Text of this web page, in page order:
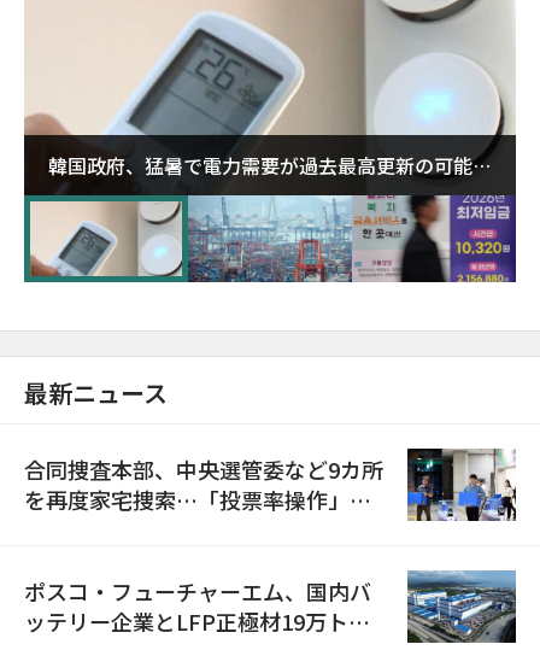
韓国政府、猛暑で電力需要が過去最高更新の可能性
に需給対応体制を点検
最新ニュース
合同捜査本部、中央選管委など9カ所
を再度家宅捜索…「投票率操作」の
ポスコ・フューチャーエム、国内バ
ッテリー企業とLFP正極材19万トン